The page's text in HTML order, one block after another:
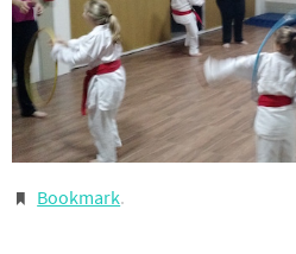
Bookmark.